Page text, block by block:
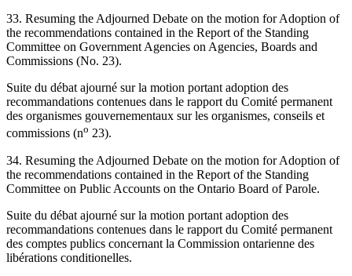
33. Resuming the Adjourned Debate on the motion for Adoption of
the recommendations contained in the Report of the Standing
Committee on Government Agencies on Agencies, Boards and
Commissions (No. 23).
Suite du débat ajourné sur la motion portant adoption des
recommandations contenues dans le rapport du Comité permanent
des organismes gouvernementaux sur les organismes, conseils et
commissions (no 23).
34. Resuming the Adjourned Debate on the motion for Adoption of
the recommendations contained in the Report of the Standing
Committee on Public Accounts on the Ontario Board of Parole.
Suite du débat ajourné sur la motion portant adoption des
recommandations contenues dans le rapport du Comité permanent
des comptes publics concernant la Commission ontarienne des
libérations conditionelles.